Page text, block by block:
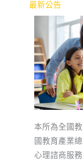
最新公告
本所為全國
國教育產業
心理諮商服